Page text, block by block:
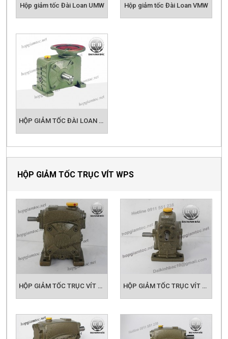
HỘP GIẢM TỐC TRỤC VÍT WPS SIZE 50 HỘP GIẢM TỐC TRỤC VÍT WPS SIZE 60